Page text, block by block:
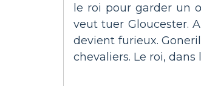
le roi pour garder un
veut tuer Gloucester.
devient furieux.
chevaliers. Le roi,